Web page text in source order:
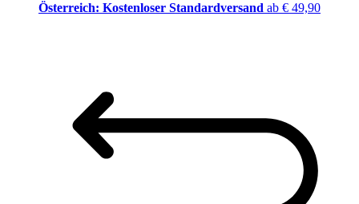
Österreich: Kostenloser Standardversand ab € 49,90